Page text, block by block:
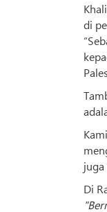
di
Di